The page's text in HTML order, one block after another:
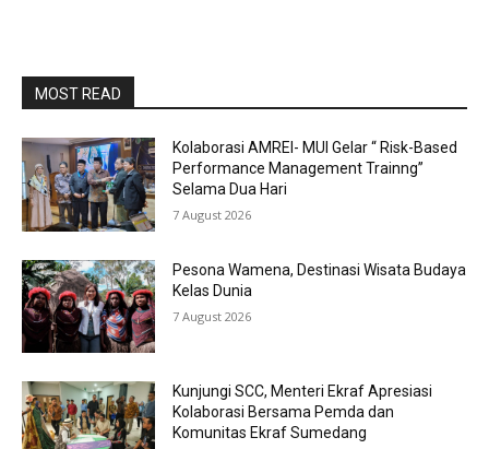
MOST READ
Kolaborasi AMREI- MUI Gelar “ Risk-Based
Performance Management Trainng”
Selama Dua Hari
7 August 2026
Pesona Wamena, Destinasi Wisata Budaya
Kelas Dunia
7 August 2026
Kunjungi SCC, Menteri Ekraf Apresiasi
Kolaborasi Bersama Pemda dan
Komunitas Ekraf Sumedang